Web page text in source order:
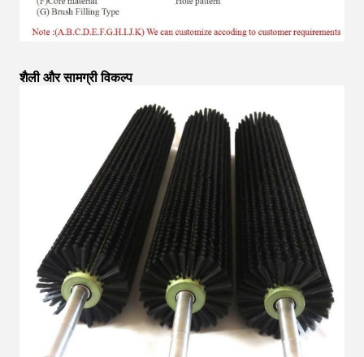
शैली और सामग्री विकल्प